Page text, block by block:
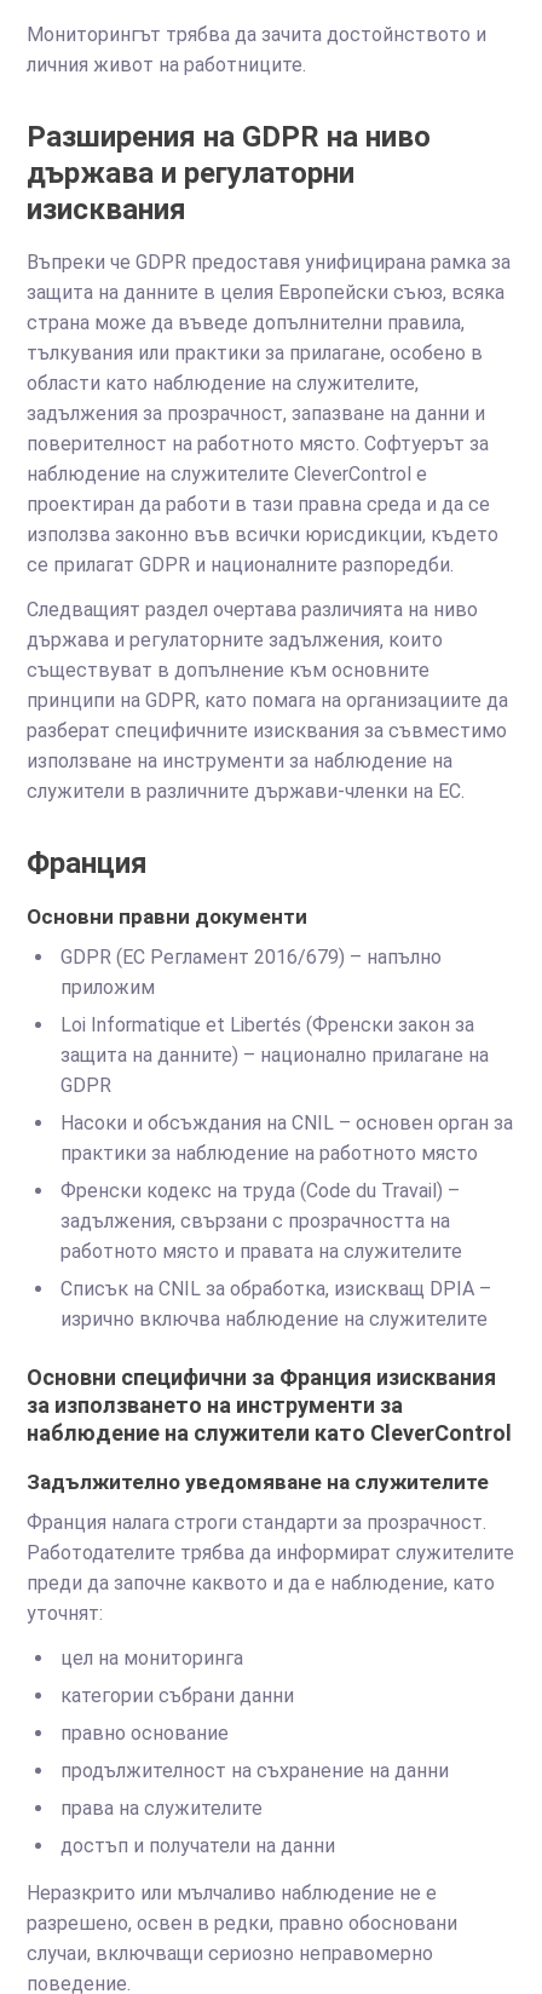
Мониторингът трябва да зачита достойнството и
личния живот на работниците.
Разширения на GDPR на ниво
държава и регулаторни
изисквания
Въпреки че GDPR предоставя унифицирана рамка за
защита на данните в целия Европейски съюз, всяка
страна може да въведе допълнителни правила,
тълкувания или практики за прилагане, особено в
области като наблюдение на служителите,
задължения за прозрачност, запазване на данни и
поверителност на работното място. Софтуерът за
наблюдение на служителите CleverControl е
проектиран да работи в тази правна среда и да се
използва законно във всички юрисдикции, където
се прилагат GDPR и националните разпоредби.
Следващият раздел очертава различията на ниво
държава и регулаторните задължения, които
съществуват в допълнение към основните
принципи на GDPR, като помага на организациите да
разберат специфичните изисквания за съвместимо
използване на инструменти за наблюдение на
служители в различните държави-членки на ЕС.
Франция
Основни правни документи
GDPR (ЕС Регламент 2016/679) – напълно
приложим
Loi Informatique et Libertés (Френски закон за
защита на данните) – национално прилагане на
GDPR
Насоки и обсъждания на CNIL – основен орган за
практики за наблюдение на работното място
Френски кодекс на труда (Code du Travail) –
задължения, свързани с прозрачността на
работното място и правата на служителите
Списък на CNIL за обработка, изискващ DPIA –
изрично включва наблюдение на служителите
Основни специфични за Франция изисквания
за използването на инструменти за
наблюдение на служители като CleverControl
Задължително уведомяване на служителите
Франция налага строги стандарти за прозрачност.
Работодателите трябва да информират служителите
преди да започне каквото и да е наблюдение, като
уточнят:
цел на мониторинга
категории събрани данни
правно основание
продължителност на съхранение на данни
права на служителите
достъп и получатели на данни
Неразкрито или мълчаливо наблюдение не е
разрешено, освен в редки, правно обосновани
случаи, включващи сериозно неправомерно
поведение.